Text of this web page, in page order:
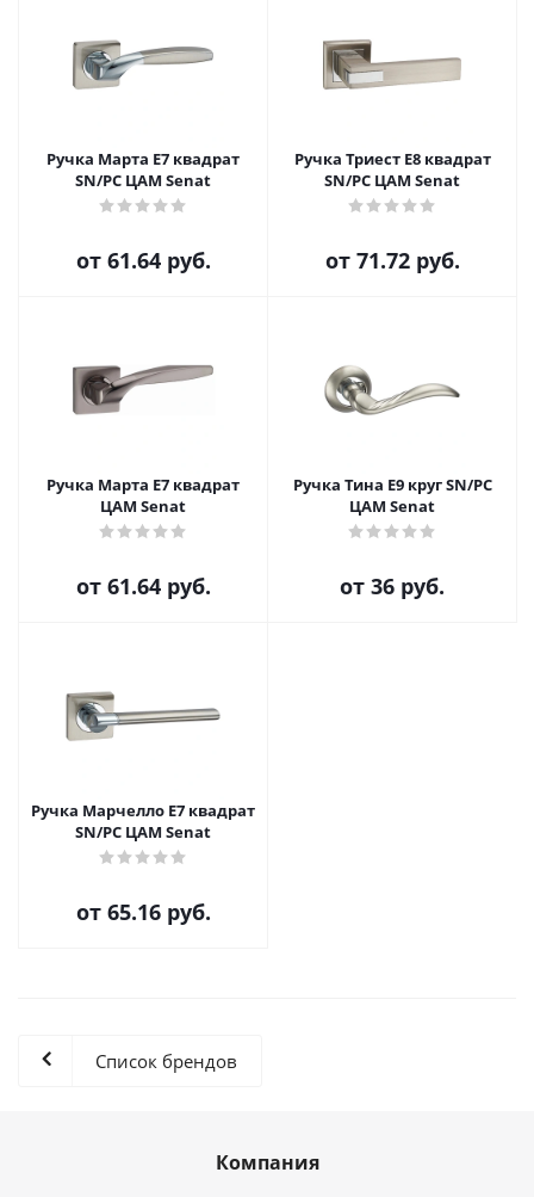
Ручка Марта E7 квадрат
SN/PC ЦАМ Senat
от 61.64 руб.
Ручка Триест E8 квадрат
SN/PC ЦАМ Senat
от 71.72 руб.
Ручка Марта E7 квадрат
ЦАМ Senat
от 61.64 руб.
Ручка Тина E9 круг SN/PC
ЦАМ Senat
от 36 руб.
Ручка Марчелло E7 квадрат
SN/PC ЦАМ Senat
от 65.16 руб.
Список брендов
Компания